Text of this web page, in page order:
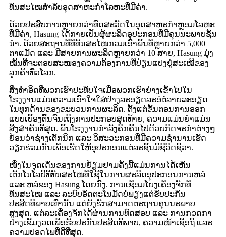
ທັນສະໄໝສໍາລັບອຸດສາຫະກໍາໂລຫະທີ່ມີຄ່າ.
ດ້ວຍປະສົບການຫຼາຍກວ່າທົດສະວັດໃນອຸດສາຫະກໍາຫຼອມໂລຫະ
ທີ່ມີຄ່າ, Hasung ໄດ້ກາຍເປັນຜູ້ຜະລິດອຸປະກອນທີ່ມີຄຸນນະພາບຊັ້ນ
ນໍາ. ດ້ວຍສະຖານທີ່ທີ່ທັນສະໄໝກວມເອົາພື້ນທີ່ຫຼາຍກວ່າ 5,000
ຕາແມັດ ແລະ ມີສາຍການຜະລິດຫຼາຍກວ່າ 10 ສາຍ, Hasung ມຸ່ງ
ໝັ້ນທີ່ຈະຕອບສະໜອງຄວາມຕ້ອງການທີ່ປ່ຽນແປງຢູ່ສະເໝີຂອງ
ລູກຄ້າທົ່ວໂລກ.
ສິ່ງທຳອິດທີ່ພວກເຮົາປະທັບໃຈເມື່ອພວກເຮົາຍ່າງເຂົ້າໄປໃນ
ໂຮງງານແມ່ນຄວາມເອົາໃຈໃສ່ຢ່າງລະອຽດລະອໍຕໍ່ລາຍລະອຽດ
ໃນທຸກດ້ານຂອງຂະບວນການຜະລິດ. ຕັ້ງແຕ່ຂັ້ນຕອນການອອກ
ແບບເບື້ອງຕົ້ນຈົນເຖິງການປະກອບສຸດທ້າຍ, ຄວາມແມ່ນຍຳແມ່ນ
ສິ່ງສຳຄັນທີ່ສຸດ. ພື້ນໂຮງງານກຳລັງຄຶກຄື້ນໄປດ້ວຍກິດຈະກຳຕ່າງໆ
ຍ້ອນວ່າຊ່າງເຕັກນິກ ແລະ ວິສະວະກອນທີ່ມີຄວາມຊຳນານເຮັດ
ວຽກຮ່ວມກັນເພື່ອເຮັດໃຫ້ອຸປະກອນແຕ່ລະຊິ້ນມີຊີວິດຊີວາ.
ໜຶ່ງໃນຈຸດເດັ່ນຂອງການຢ້ຽມຢາມຄັ້ງນີ້ແມ່ນການໄດ້ເຫັນ
ເຕັກໂນໂລຢີທີ່ທັນສະໄໝທີ່ໃຊ້ໃນການຜະລິດອຸປະກອນການຫລໍ່
ແລະ ຫລໍ່ຂອງ Hasung ໂດຍກົງ. ການເຊື່ອມໂຍງເຄື່ອງຈັກທີ່
ທັນສະໄໝ ແລະ ລະບົບອັດຕະໂນມັດບໍ່ພຽງແຕ່ຮັບປະກັນ
ປະສິດທິພາບເທົ່ານັ້ນ ແຕ່ຍັງຮັກສາມາດຕະຖານຄຸນນະພາບ
ສູງສຸດ. ແຕ່ລະເຄື່ອງຈັກໄດ້ຜ່ານການທົດສອບ ແລະ ການກວດກາ
ຢ່າງເຂັ້ມງວດເພື່ອຮັບປະກັນປະສິດທິພາບ, ຄວາມໜ້າເຊື່ອຖື ແລະ
ຄວາມປອດໄພທີ່ດີທີ່ສຸດ.